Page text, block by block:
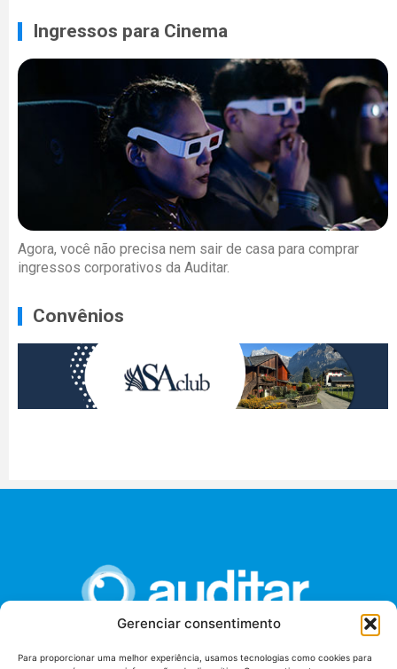
Gerenciar consentimento
Para proporcionar uma melhor experiência, usamos tecnologias como cookies para
Ingressos para Cinema
Agora, você não precisa nem sair de casa para comprar
ingressos corporativos da Auditar.
Convênios